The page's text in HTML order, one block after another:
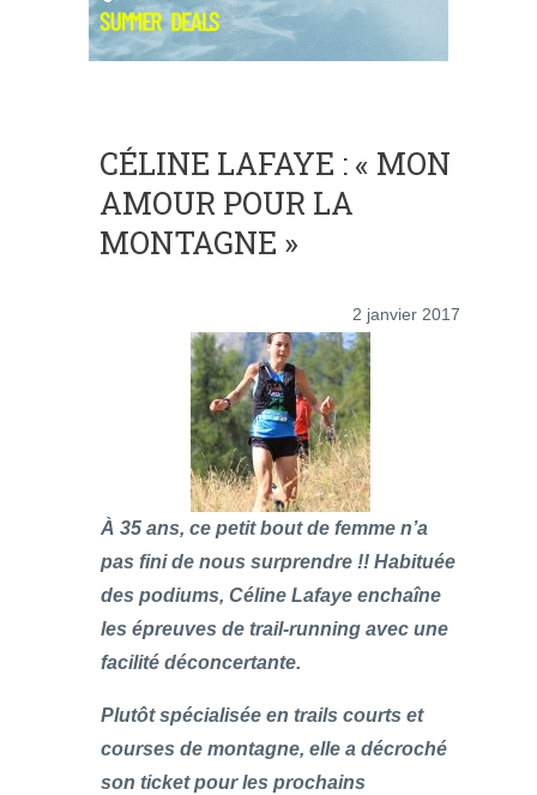
CÉLINE LAFAYE : « MON
AMOUR POUR LA
MONTAGNE »
2 janvier 2017
À 35 ans, ce petit bout de femme n’a
pas fini de nous surprendre !! Habituée
des podiums, Céline Lafaye enchaîne
les épreuves de trail-running avec une
facilité déconcertante.
Plutôt spécialisée en trails courts et
courses de montagne, elle a décroché
son ticket pour les prochains